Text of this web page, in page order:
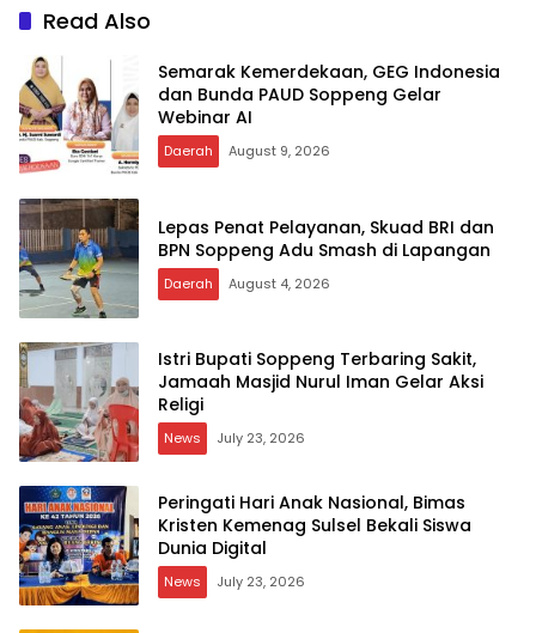
Read Also
Semarak Kemerdekaan, GEG Indonesia
dan Bunda PAUD Soppeng Gelar
Webinar AI
Daerah August 9, 2026
Lepas Penat Pelayanan, Skuad BRI dan
BPN Soppeng Adu Smash di Lapangan
Daerah August 4, 2026
Istri Bupati Soppeng Terbaring Sakit,
Jamaah Masjid Nurul Iman Gelar Aksi
Religi
News July 23, 2026
Peringati Hari Anak Nasional, Bimas
Kristen Kemenag Sulsel Bekali Siswa
Dunia Digital
News July 23, 2026